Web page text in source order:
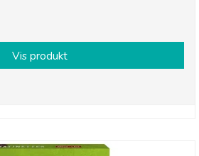
Vis produkt